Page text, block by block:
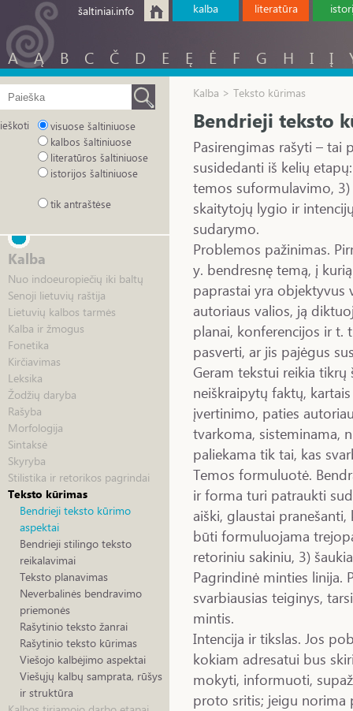
šaltiniai.info kalba literatūra
A Ą B C Č D E Ę Ė F G H I Į
ieškoti
visuose šaltiniuose
kalbos šaltiniuose
literatūros šaltiniuose
istorijos šaltiniuose
tik antraštėse
Kalba
Nuo indoeuropiečių iki baltų
Senoji lietuvių raštija
Lietuvių kalbos tarmės
Kalba ir žmogus
Fonetika
Kirčiavimas
Leksika
Žodžių daryba
Rašyba
Morfologija
Sintaksė
Skyryba
Stilistika ir retorikos pagrindai
Teksto kūrimas
Bendrieji teksto kūrimo
aspektai
Bendrieji stilingo teksto
reikalavimai
Teksto planavimas
Neverbalinės bendravimo
priemonės
Rašytinio teksto žanrai
Rašytinio teksto kūrimas
Viešojo kalbėjimo aspektai
Viešųjų kalbų samprata, rūšys
ir struktūra
Kalba > Teksto kūrimas
Bendrieji teksto
Pasirengimas rašyti –
susidedanti iš kelių
temos suformulavimo,
skaitytojų lygio ir
sudarymo.
Problemos pažinimas.
y. bendresnę temą, į
paprastai yra objektyvus
autoriaus valios, ją
planai, konferencijos ir t.
pasverti, ar jis pajėgus
Geram tekstui reikia
neiškraipytų faktų,
įvertinimo, paties
tvarkoma, sisteminama,
paliekama tik tai, kas
Temos formuluotė.
ir forma turi patraukti
aiški, glaustai
būti formuluojama
retoriniu sakiniu, 3)
Pagrindinė minties linija.
svarbiausias teiginys,
mintis.
Intencija ir tikslas. Jos
kokiam adresatui bus
mokyti, informuoti,
proto sritis; jeigu norima